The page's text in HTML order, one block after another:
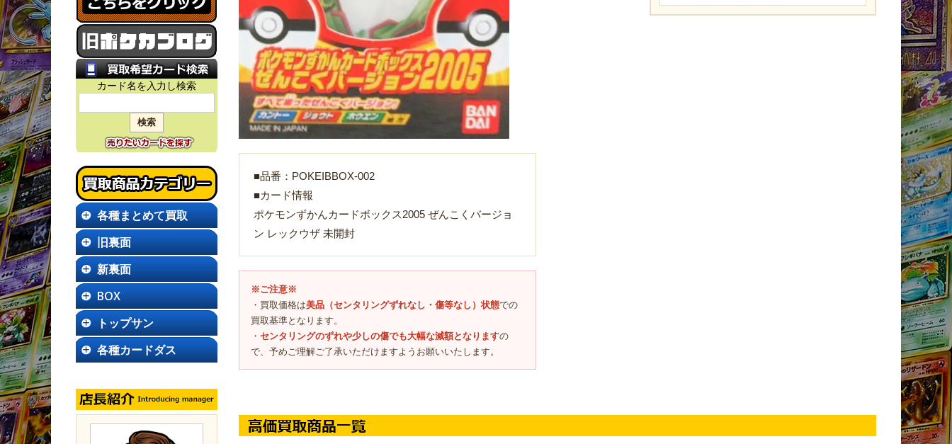
■品番：POKEIBBOX-002
■カード情報
ポケモンずかんカードボックス2005 ぜんこくバージョ
ン レックウザ 未開封
※ご注意※
・買取価格は美品（センタリングずれなし・傷等なし）状態での
買取基準となります。
・ センタリングのずれや少しの傷でも大幅な減額となりますの
で、予めご理解ご了承いただけますようお願いいたします。
Loading...
カード名を入力し検索
各種まとめて買取
旧裏面
新裏面
BOX
トップサン
各種カードダス